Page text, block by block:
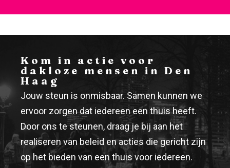
Kom in actie voor
dakloze mensen in Den
Haag
Jouw steun is onmisbaar. Samen kunnen we
ervoor zorgen dat iedereen een thuis heeft.
Door ons te steunen, draag je bij aan het
realiseren van beleid en acties die gericht zijn
op het bieden van een thuis voor iedereen.